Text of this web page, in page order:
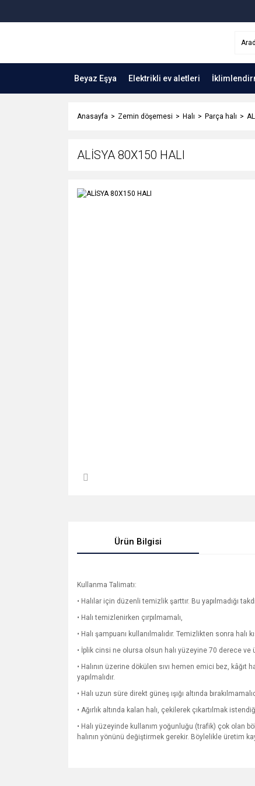
Beyaz Eşya Elektrikli ev aletleri
Anasayfa Zemin döşemesi Halı Parça halı
ALİSYA 80X150 HALI
Ürün Bilgisi
Kullanma Talimatı:
• Halılar için düzenli temizlik şarttır. Bu yapılmadığı
• Halı temizlenirken çırpılmamalı,
• Halı şampuanı kullanılmalıdır. Temizlikten sonra halı
• İplik cinsi ne olursa olsun halı yüzeyine 70 derece
• Halının üzerine dökülen sıvı hemen emici bez,
yapılmalıdır.
• Halı uzun süre direkt güneş ışığı altında
• Ağırlık altında kalan halı, çekilerek çıkartılmak
• Halı yüzeyinde kullanım yoğunluğu (trafik) çok olan
halının yönünü değiştirmek gerekir. Böylelikle üretim